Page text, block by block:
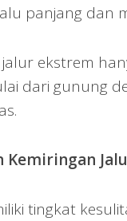
panjang dan
ekstrem
dari gunung
Kemiringan
tingkat